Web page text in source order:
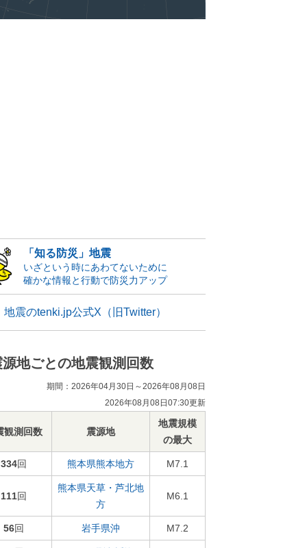
「知る防災」地震
いざという時にあわてないために
確かな情報と行動で防災力アップ
地震のtenki.jp公式X（旧Twitter）
源地ごとの地震観測回数
期間：2026年04月30日～2026年08月08日
2026年08月08日07:30更新
観測回数 震源地
地震規模
の最大
334回 熊本県熊本地方 M7.1
111回
熊本県天草・芦北地
方
M6.1
56回 岩手県沖 M7.2